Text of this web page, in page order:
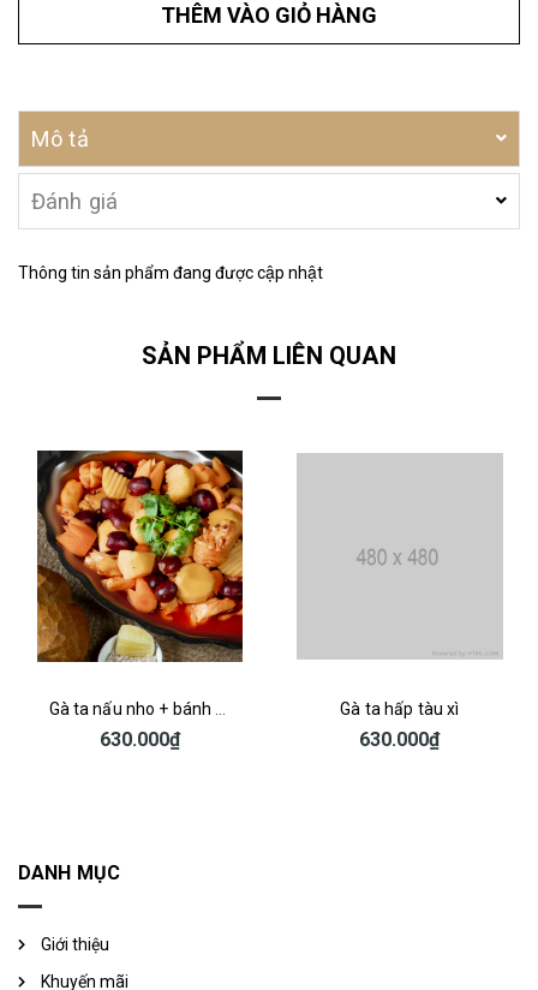
THÊM VÀO GIỎ HÀNG
Mô tả
Đánh giá
Thông tin sản phẩm đang được cập nhật
SẢN PHẨM LIÊN QUAN
Gà ta hấp tàu xì
630.000₫
GÀ SỐT ỚT CHUA CAY
630.000₫
DANH MỤC
Giới thiệu
Khuyến mãi